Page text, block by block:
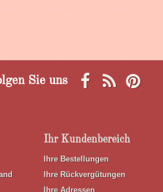
Sie uns
Ihr Kundenbereich
Ihre Bestellungen
Ihre Rückvergütungen
Ihre Adressen